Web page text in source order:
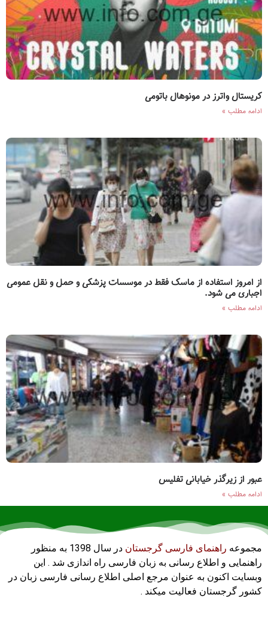
کریستال واترز در مونوهال باتومی
ادامه مطلب »
از امروز استفاده از ماسک فقط در موسسات پزشکی و حمل و نقل عمومی
اجباری می شود.
ادامه مطلب »
عبور از زیرگذر خیابانی تفلیس
ادامه مطلب »
مجموعه راهنمای فارسی گرجستان
در سال 1398 به منظور
راهنمایی و اطلاع رسانی به زبان فارسی راه اندازی شد . این
وبسایت اکنون به عنوان مرجع اصلی اطلاع رسانی فارسی زبان در
کشور گرجستان فعالیت میکند .